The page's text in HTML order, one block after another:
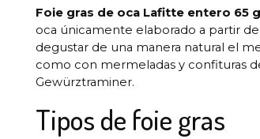
Foie gras de oca Lafitte entero 65
oca únicamente elaborado a partir
degustar de una manera natural el
como con mermeladas y confituras
Gewürztraminer.
Tipos de foie gras